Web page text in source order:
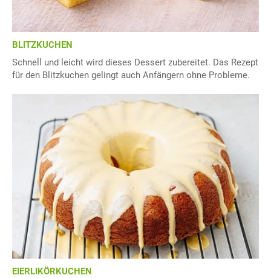
BLITZKUCHEN
Schnell und leicht wird dieses Dessert zubereitet. Das Rezept
für den Blitzkuchen gelingt auch Anfängern ohne Probleme.
EIERLIKÖRKUCHEN